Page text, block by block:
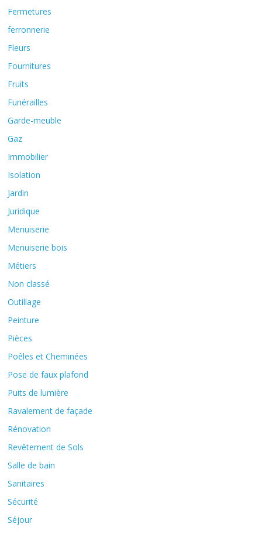
Fermetures
ferronnerie
Fleurs
Fournitures
Fruits
Funérailles
Garde-meuble
Gaz
Immobilier
Isolation
Jardin
Juridique
Menuiserie
Menuiserie bois
Métiers
Non classé
Outillage
Peinture
Pièces
Poêles et Cheminées
Pose de faux plafond
Puits de lumière
Ravalement de façade
Rénovation
Revêtement de Sols
Salle de bain
Sanitaires
Sécurité
Séjour